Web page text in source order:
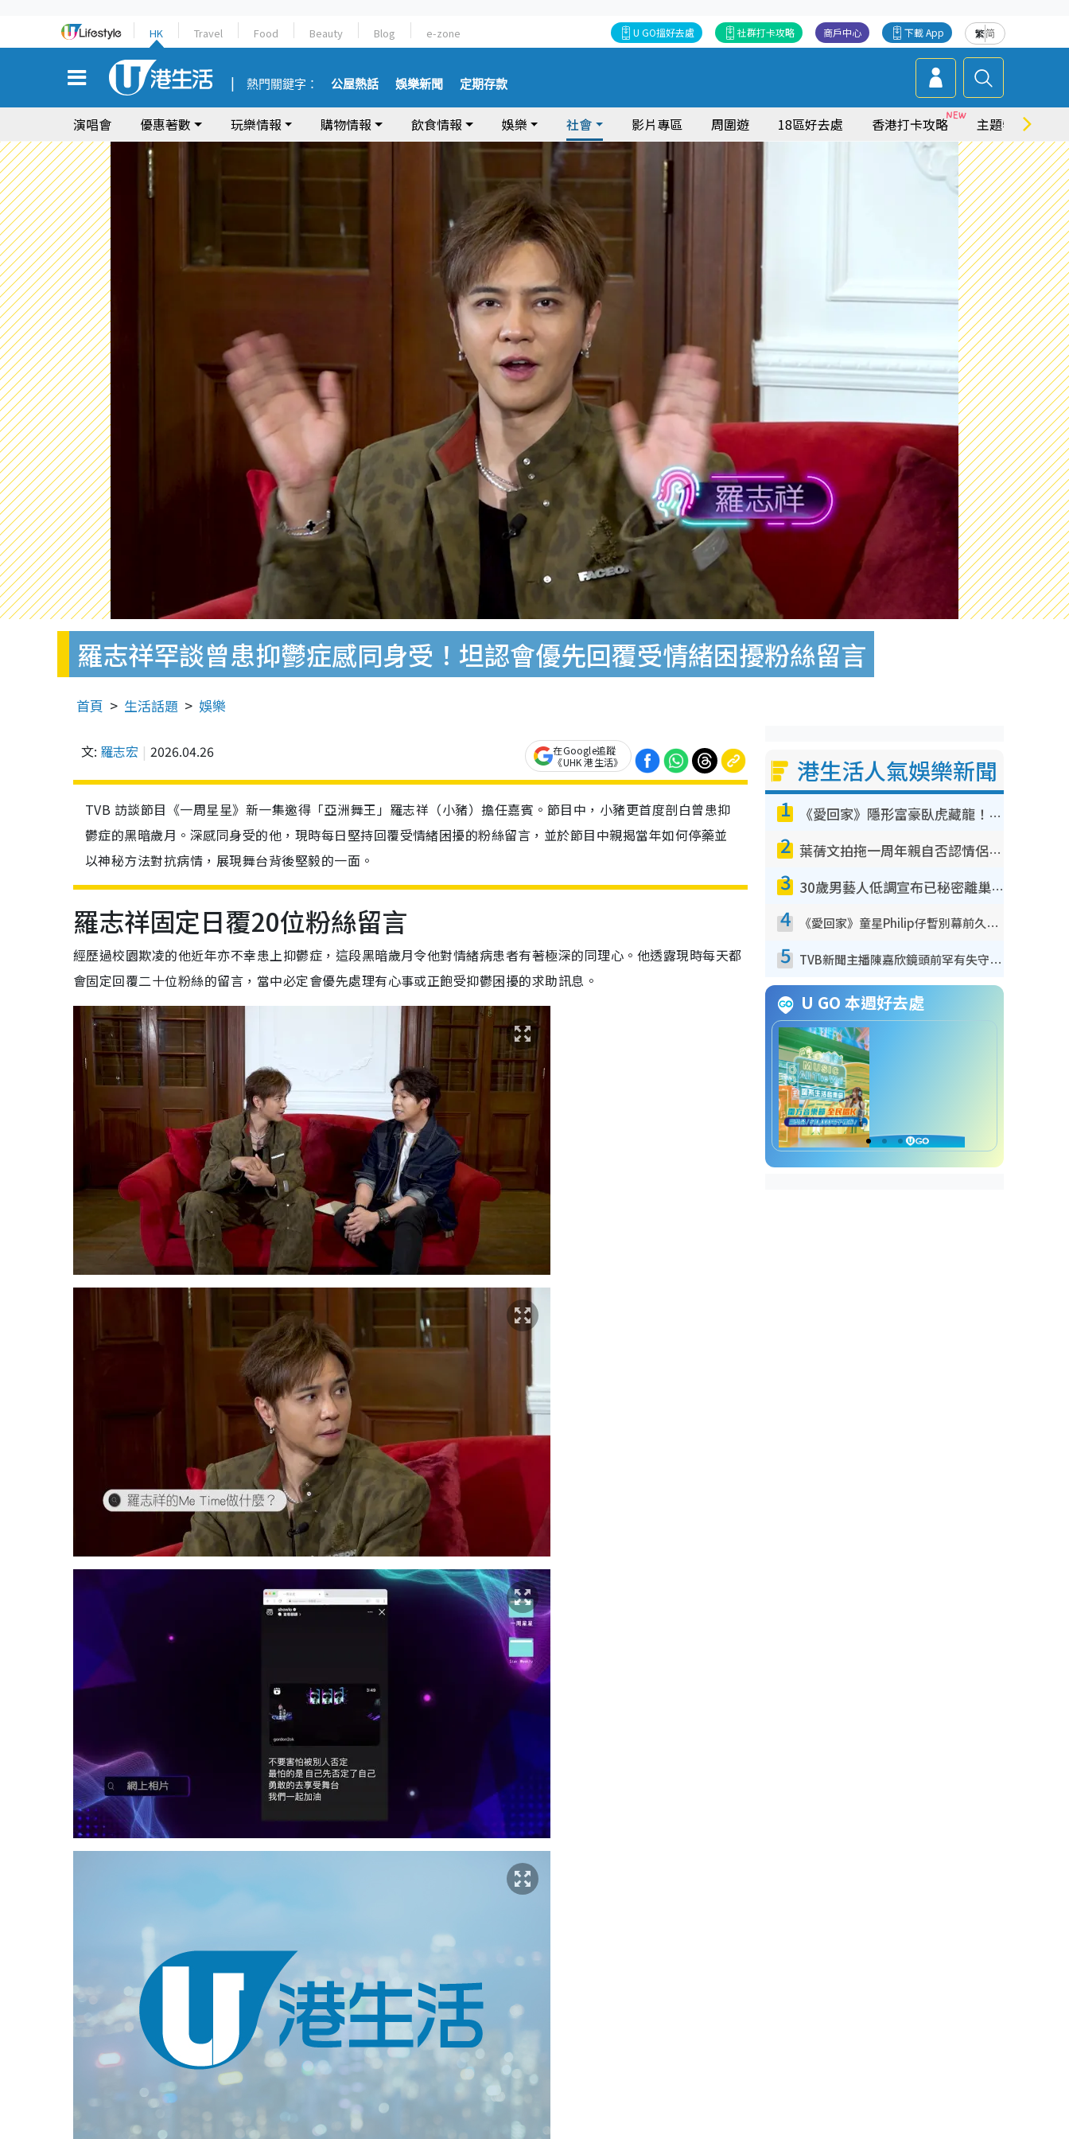
HK Travel Food Beauty Blog e-zone 繁简
下載 App
商戶中心
社群打卡攻略
U GO搵好去處
熱門關鍵字： 公屋熱話 娛樂新聞 定期存款
演唱會 優惠著數 玩樂情報 購物情報 飲食情報 娛樂 社會 影片專區 周圍遊 18區好去處 香港打卡攻略 主題特集
羅志祥罕談曾患抑鬱症感同身受！坦認會優先回覆受情緒困擾粉絲留言
首頁 生活話題 娛樂
文: 羅志宏 2026.04.26
在Google追蹤
《UHK 港生活》
TVB 訪談節目《一周星星》新一集邀得「亞洲舞王」羅志祥（小豬）擔任嘉賓。節目中，小豬更首度剖白曾患抑
鬱症的黑暗歲月。深感同身受的他，現時每日堅持回覆受情緒困擾的粉絲留言，並於節目中親揭當年如何停藥並
以神秘方法對抗病情，展現舞台背後堅毅的一面。
羅志祥固定日覆20位粉絲留言
經歷過校園欺凌的他近年亦不幸患上抑鬱症，這段黑暗歲月令他對情緒病患者有著極深的同理心。他透露現時每天都
會固定回覆二十位粉絲的留言，當中必定會優先處理有心事或正飽受抑鬱困擾的求助訊息。
港生活人氣娛樂新聞
1 《愛回家》隱形富豪臥虎藏龍！盤點12位財氣逼人的有錢藝人：呢位靚女3億身家唔憂做
2 葉蒨文拍拖一周年親自否認情侶關係？！被質疑感情造假竟稱GM「普通同事」
3 30歲男藝人低調宣布已秘密離巢！人氣急跌變失蹤人口︰「這幾年過得並不容易」
4 《愛回家》童星Philip仔暫別幕前久違現身！15歲近況暴風長高蛻變帥氣少男
5 TVB新聞主播陳嘉欣鏡頭前罕有失守！遭林超英一句說話突襲嚇親當場大笑
U GO 本週好去處